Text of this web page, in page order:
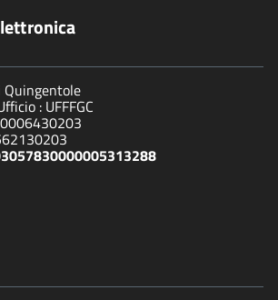
Quingentole
: UFFFGC